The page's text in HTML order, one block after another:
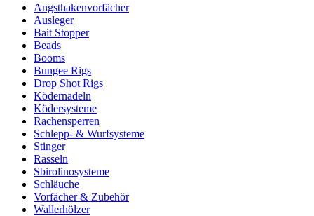
Angsthakenvorfächer
Ausleger
Bait Stopper
Beads
Booms
Bungee Rigs
Drop Shot Rigs
Ködernadeln
Ködersysteme
Rachensperren
Schlepp- & Wurfsysteme
Stinger
Rasseln
Sbirolinosysteme
Schläuche
Vorfächer & Zubehör
Wallerhölzer